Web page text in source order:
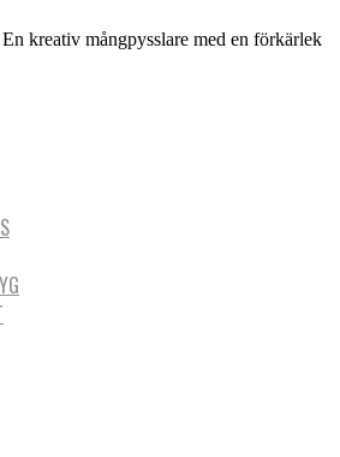
kreativ mångpysslare med en förkärlek